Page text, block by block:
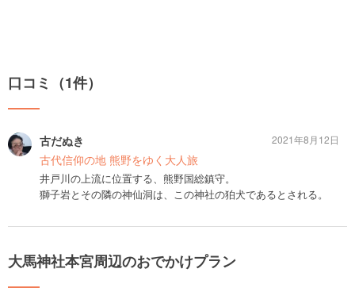
口コミ（1件）
古だぬき
古代信仰の地 熊野をゆく大人旅
井戸川の上流に位置する、熊野国総鎮守。
獅子岩とその隣の神仙洞は、この神社の狛犬であるとされる。
2021年8月12日
大馬神社本宮周辺のおでかけプラン